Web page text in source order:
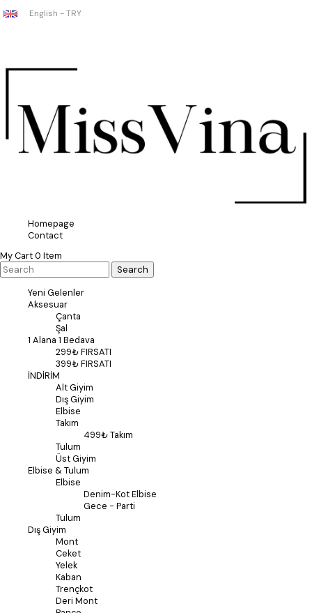
English - TRY
Homepage
Contact
My Cart0 Item
Yeni Gelenler
Aksesuar
Çanta
Şal
1 Alana 1 Bedava
299₺ FIRSATI
399₺ FIRSATI
İNDİRİM
Alt Giyim
Dış Giyim
Elbise
Takım
499₺ Takım
Tulum
Üst Giyim
Elbise & Tulum
Elbise
Denim-Kot Elbise
Gece - Parti
Tulum
Dış Giyim
Mont
Ceket
Yelek
Kaban
Trençkot
Deri Mont